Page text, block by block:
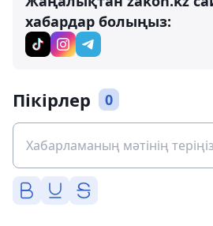
хабардар болыңыз:
Пікірлер 0